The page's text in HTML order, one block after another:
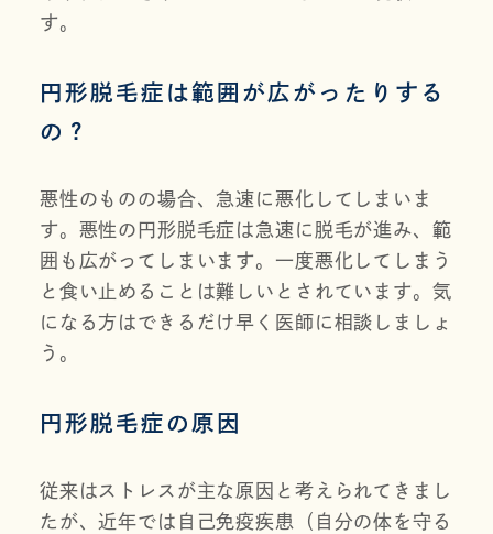
す。
円形脱毛症は範囲が広がったりする
の？
悪性のものの場合、急速に悪化してしまいま
す。悪性の円形脱毛症は急速に脱毛が進み、範
囲も広がってしまいます。一度悪化してしまう
と食い止めることは難しいとされています。気
になる方はできるだけ早く医師に相談しましょ
う。
円形脱毛症の原因
従来はストレスが主な原因と考えられてきまし
たが、近年では自己免疫疾患（自分の体を守る